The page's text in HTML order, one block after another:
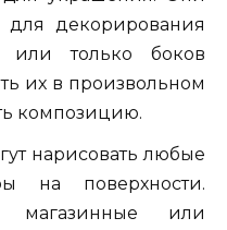
для декорирования
или только боков
их в произвольном
композицию.
нарисовать любые
на поверхности.
магазинные или